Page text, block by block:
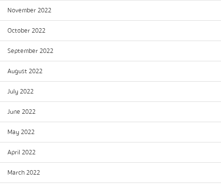
November 2022
October 2022
September 2022
August 2022
July 2022
June 2022
May 2022
April 2022
March 2022